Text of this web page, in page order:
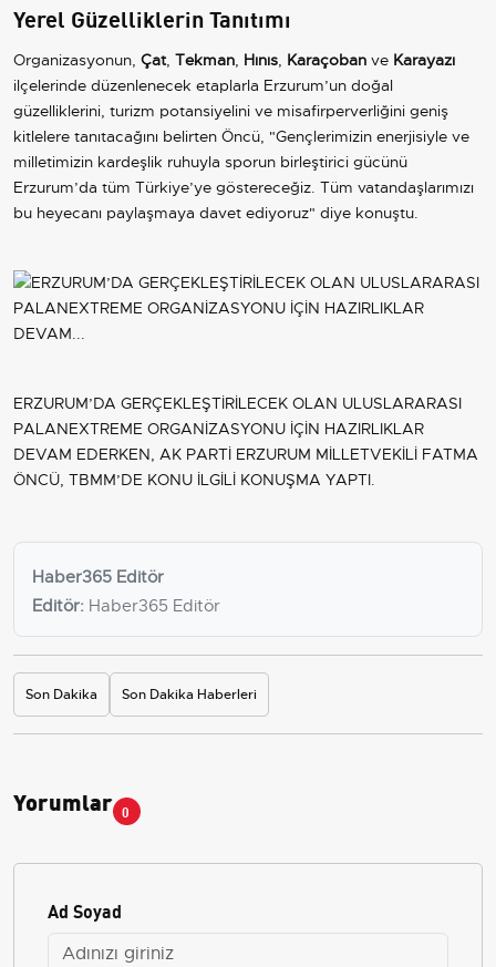
Yerel Güzelliklerin Tanıtımı
Organizasyonun, Çat, Tekman, Hınıs, Karaçoban ve Karayazı
ilçelerinde düzenlenecek etaplarla Erzurum’un doğal
güzelliklerini, turizm potansiyelini ve misafirperverliğini geniş
kitlelere tanıtacağını belirten Öncü, "Gençlerimizin enerjisiyle ve
milletimizin kardeşlik ruhuyla sporun birleştirici gücünü
Erzurum’da tüm Türkiye’ye göstereceğiz. Tüm vatandaşlarımızı
bu heyecanı paylaşmaya davet ediyoruz" diye konuştu.
ERZURUM’DA GERÇEKLEŞTİRİLECEK OLAN ULUSLARARASI
PALANEXTREME ORGANİZASYONU İÇİN HAZIRLIKLAR
DEVAM EDERKEN, AK PARTİ ERZURUM MİLLETVEKİLİ FATMA
ÖNCÜ, TBMM’DE KONU İLGİLİ KONUŞMA YAPTI.
Haber365 Editör
Editör: Haber365 Editör
Son Dakika Son Dakika Haberleri
Yorumlar 0
Ad Soyad